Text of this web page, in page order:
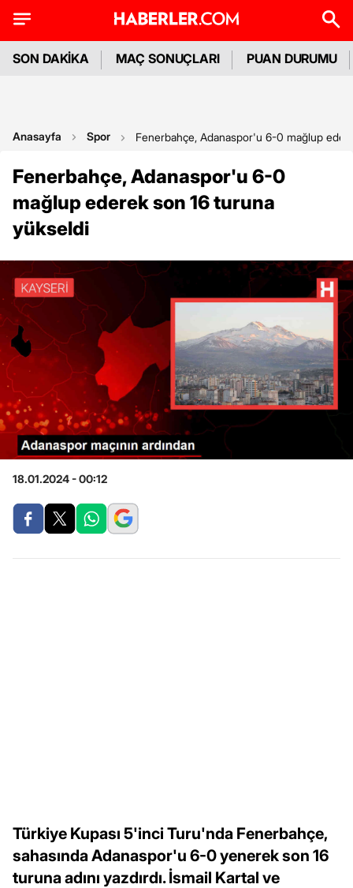
SON DAKİKA MAÇ SONUÇLARI PUAN DURUMU
Anasayfa Spor Fenerbahçe, Adanaspor'u 6-0 mağlup
Fenerbahçe, Adanaspor'u 6-0
mağlup ederek son 16 turuna
yükseldi
18.01.2024 - 00:12
Türkiye Kupası 5'inci Turu'nda Fenerbahçe,
sahasında Adanaspor'u 6-0 yenerek son 16
turuna adını yazdırdı. İsmail Kartal ve